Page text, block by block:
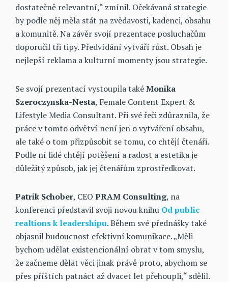
dostatečně relevantní,“ zmínil. Očekávaná strategie
by podle něj měla stát na zvědavosti, kadenci, obsahu
a komunitě. Na závěr svojí prezentace posluchačům
doporučil tři tipy. Předvídání vytváří růst. Obsah je
nejlepší reklama a kulturní momenty jsou strategie.
Se svojí prezentací vystoupila takéMonika
Szeroczynska-Nesta, Female Content Expert &
Lifestyle Media Consultant. Při své řeči zdůraznila, že
práce v tomto odvětví není jen o vytváření obsahu,
ale také o tom přizpůsobit se tomu, co chtějí čtenáři.
Podle ní lidé chtějí potěšení a radost a estetika je
důležitý způsob, jak jej čtenářům zprostředkovat.
Patrik Schober, CEO PRAM Consulting, na
konferenci představil svoji novou knihu Od public
realtions k leadershipu. Během své přednášky také
objasnil budoucnost efektivní komunikace. „Měli
bychom udělat existencionální obrat v tom smyslu,
že začneme dělat věci jinak právě proto, abychom se
přes příštích patnáct až dvacet let přehoupli,“ sdělil.